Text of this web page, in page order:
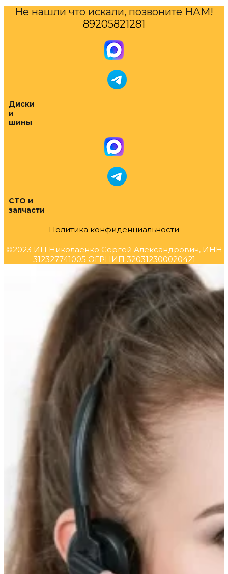
Не нашли что искали, позвоните НАМ!
89205821281
Диски
и
шины
СТО и
запчасти
Политика конфиденциальности
©2023 ИП Николаенко Сергей Александрович, ИНН
312327741005 ОГРНИП 320312300020421